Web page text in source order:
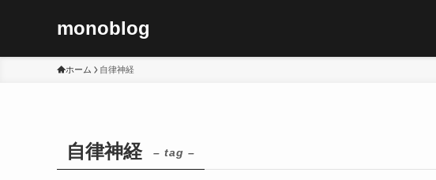
monoblog
ホーム 自律神経
自律神経 – tag –